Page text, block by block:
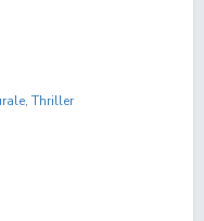
, Thriller